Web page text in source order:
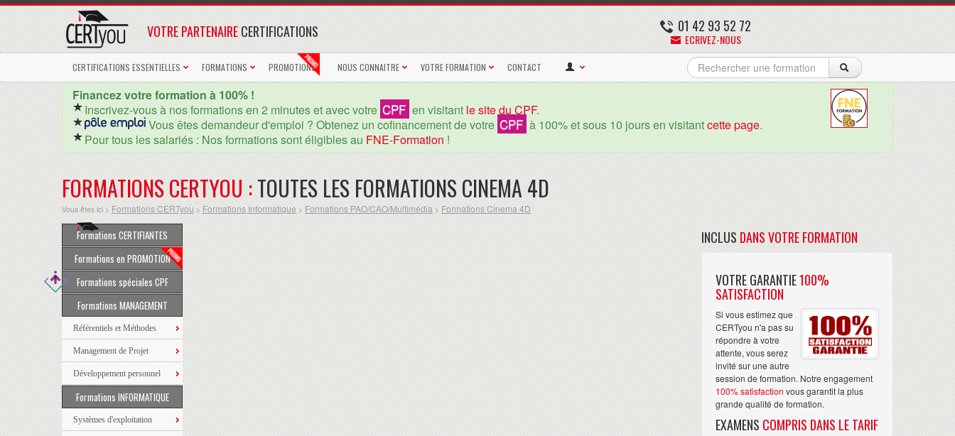
01 42 93 52 72
ECRIVEZ-NOUS
VOTRE PARTENAIRECERTIFICATIONS
CERTIFICATIONS ESSENTIELLES FORMATIONS PROMOTIONS NOUS CONNAITRE VOTRE FORMATION CONTACT
Financez votre formation à 100% !
Inscrivez-vous à nos formations en 2 minutes et avec votre CPF en visitant le site du CPF.
Vous êtes demandeur d'emploi ? Obtenez un cofinancement de votre CPF à 100% et sous 10 jours en visitantcette page.
Pour tous les salariés : Nos formations sont éligibles au FNE-Formation !
FORMATIONS CERTYOU :TOUTES LES FORMATIONS CINEMA 4D
Vous êtes ici > Formations CERTyou > Formations Informatique > Formations PAO/CAO/Multimédia > Formations Cinema 4D
Formations CERTIFIANTES
Formations en PROMOTION
Formations spéciales CPF
Formations MANAGEMENT
Référentiels et Méthodes
Management de Projet
Développement personnel
Formations INFORMATIQUE
Systèmes d'exploitation
INCLUS DANS VOTRE FORMATION
VOTRE GARANTIE100%
SATISFACTION
Si vous estimez que
CERTyou n'a pas su
répondre à votre
attente, vous serez
invité sur une autre
session de formation. Notre engagement
100% satisfaction vous garantit la plus
grande qualité de formation.
EXAMENS COMPRIS DANS LE TARIF